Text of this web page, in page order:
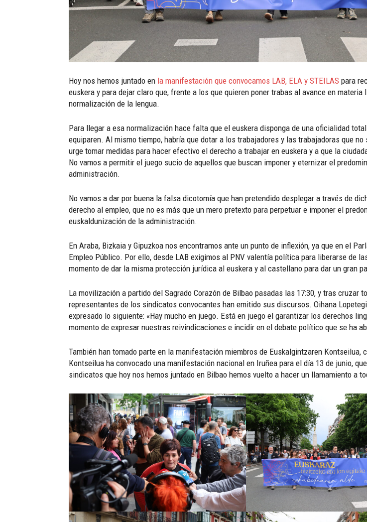
Hoy nos hemos juntado en la manifestación que convocamos LAB, ELA y STEILAS para
euskera y para dejar claro que, frente a los que quieren poner trabas al avance en
normalización de la lengua.
Para llegar a esa normalización hace falta que el euskera disponga de una oficialidad
equiparen. Al mismo tiempo, habría que dotar a los trabajadores y las trabajadoras que
urge tomar medidas para hacer efectivo el derecho a trabajar en euskera y a que la
No vamos a permitir el juego sucio de aquellos que buscan imponer y eternizar el
administración.
No vamos a dar por buena la falsa dicotomía que han pretendido desplegar a través de
derecho al empleo, que no es más que un mero pretexto para perpetuar e imponer el
euskaldunización de la administración.
En Araba, Bizkaia y Gipuzkoa nos encontramos ante un punto de inflexión, ya que en el
Empleo Público. Por ello, desde LAB exigimos al PNV valentía política para liberarse de
momento de dar la misma protección jurídica al euskera y al castellano para dar un gran
La movilización a partido del Sagrado Corazón de Bilbao pasadas las 17:30, y tras cruzar
representantes de los sindicatos convocantes han emitido sus discursos. Oihana
expresado lo siguiente: «Hay mucho en juego. Está en juego el garantizar los derechos
momento de expresar nuestras reivindicaciones e incidir en el debate político que se ha
También han tomado parte en la manifestación miembros de Euskalgintzaren
Kontseilua ha convocado una manifestación nacional en Iruñea para el día 13 de junio,
sindicatos que hoy nos hemos juntado en Bilbao hemos vuelto a hacer un llamamiento a